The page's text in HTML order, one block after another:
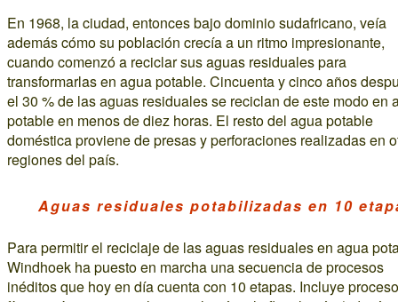
En 1968, la ciudad, entonces bajo dominio sudafricano, veía
además cómo su población crecía a un ritmo impresionante,
cuando comenzó a reciclar sus aguas residuales para
transformarlas en agua potable. Cincuenta y cinco años
el 30 % de las aguas residuales se reciclan de este modo en
potable en menos de diez horas. El resto del agua potable
doméstica proviene de presas y perforaciones realizadas en
regiones del país.
Aguas residuales potabilizadas en 10
Para permitir el reciclaje de las aguas residuales en agua
Windhoek ha puesto en marcha una secuencia de procesos
inéditos que hoy en día cuenta con 10 etapas. Incluye